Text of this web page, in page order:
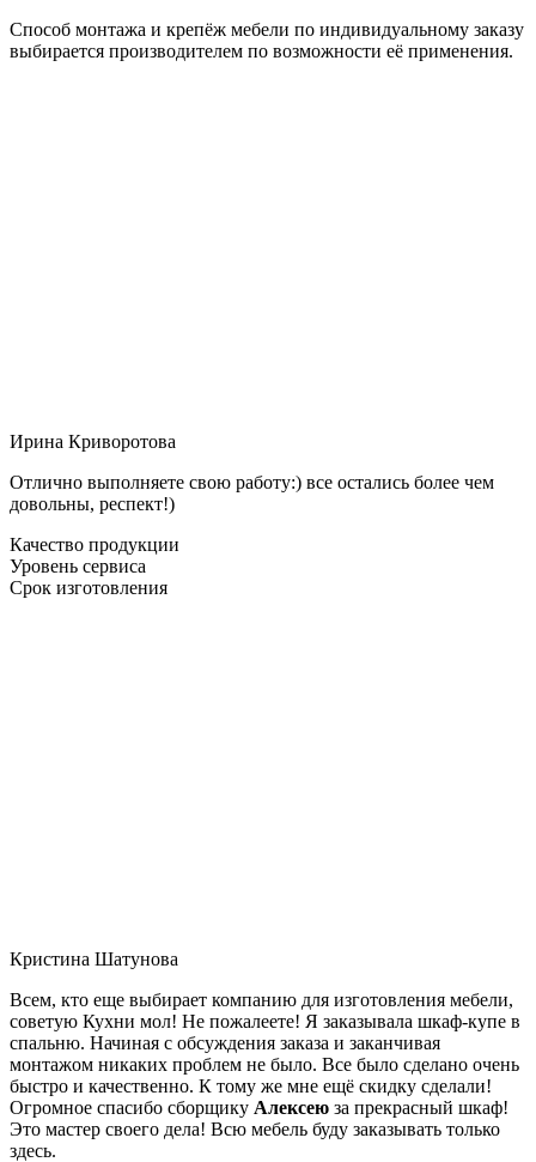
Способ монтажа и крепёж мебели по индивидуальному заказу
выбирается производителем по возможности её применения.
Ирина Криворотова
Отлично выполняете свою работу:) все остались более чем
довольны, респект!)
Качество продукции
Уровень сервиса
Срок изготовления
Кристина Шатунова
Всем, кто еще выбирает компанию для изготовления мебели,
советую Кухни мол! Не пожалеете! Я заказывала шкаф-купе в
спальню. Начиная с обсуждения заказа и заканчивая
монтажом никаких проблем не было. Все было сделано очень
быстро и качественно. К тому же мне ещё скидку сделали!
Огромное спасибо сборщику Алексею за прекрасный шкаф!
Это мастер своего дела! Всю мебель буду заказывать только
здесь.